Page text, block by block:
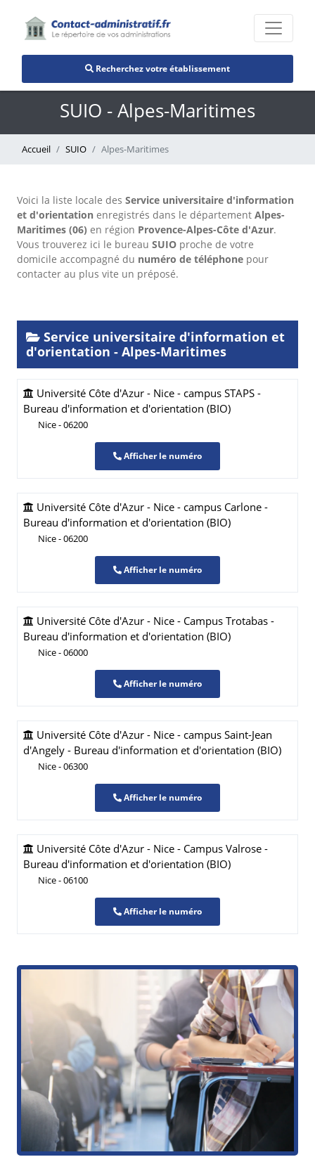
Recherchez votre établissement
SUIO - Alpes-Maritimes
Accueil SUIO Alpes-Maritimes
Voici la liste locale des Service universitaire d'information
et d'orientation enregistrés dans le département Alpes-
Maritimes (06) en région Provence-Alpes-Côte d'Azur.
Vous trouverez ici le bureau SUIO proche de votre
domicile accompagné du numéro de téléphone pour
contacter au plus vite un préposé.
Service universitaire d'information et
d'orientation - Alpes-Maritimes
Université Côte d'Azur - Nice - campus STAPS -
Bureau d'information et d'orientation (BIO)
Nice - 06200
Afficher le numéro
Université Côte d'Azur - Nice - campus Carlone -
Bureau d'information et d'orientation (BIO)
Nice - 06200
Afficher le numéro
Université Côte d'Azur - Nice - Campus Trotabas -
Bureau d'information et d'orientation (BIO)
Nice - 06000
Afficher le numéro
Université Côte d'Azur - Nice - campus Saint-Jean
d'Angely - Bureau d'information et d'orientation (BIO)
Nice - 06300
Afficher le numéro
Université Côte d'Azur - Nice - Campus Valrose -
Bureau d'information et d'orientation (BIO)
Nice - 06100
Afficher le numéro